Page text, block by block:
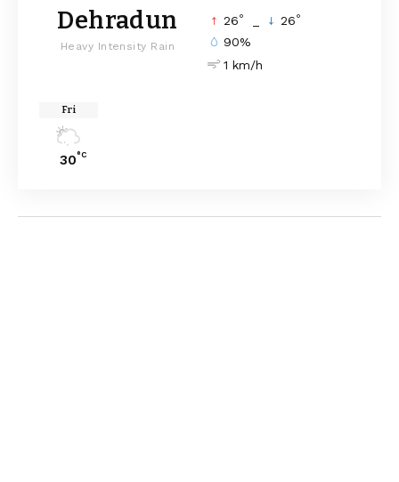
Dehradun
Heavy Intensity Rain
26° 26°
90%
1 km/h
Fri
30°C